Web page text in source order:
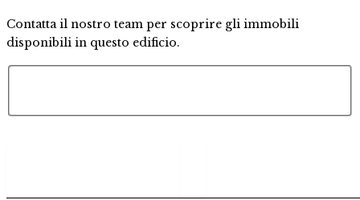
Contatta il nostro team per scoprire gli immobili
disponibili in questo edificio.